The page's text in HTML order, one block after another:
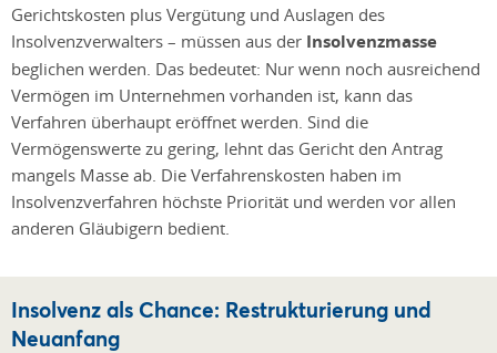
Gerichtskosten plus Vergütung und Auslagen des
Insolvenzverwalters – müssen aus der Insolvenzmasse
beglichen werden. Das bedeutet: Nur wenn noch ausreichend
Vermögen im Unternehmen vorhanden ist, kann das
Verfahren überhaupt eröffnet werden. Sind die
Vermögenswerte zu gering, lehnt das Gericht den Antrag
mangels Masse ab. Die Verfahrenskosten haben im
Insolvenzverfahren höchste Priorität und werden vor allen
anderen Gläubigern bedient.
Insolvenz als Chance: Restrukturierung und
Neuanfang